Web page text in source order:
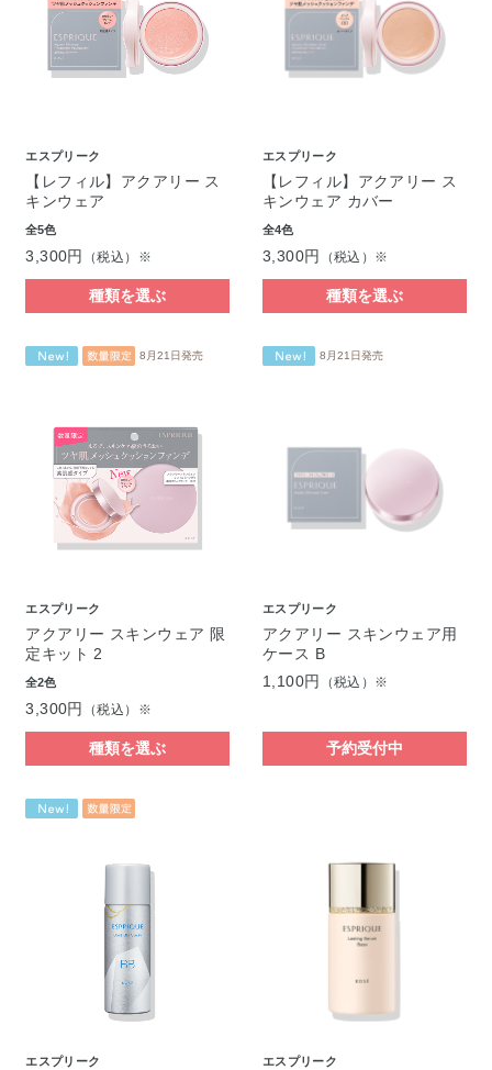
エスプリーク
【レフィル】アクアリー ス
キンウェア
全5色
3,300円 （税込）※
種類を選ぶ
エスプリーク
【レフィル】アクアリー ス
キンウェア カバー
全4色
3,300円 （税込）※
種類を選ぶ
8月21日発売
エスプリーク
アクアリー スキンウェア 限
定キット 2
全2色
3,300円 （税込）※
種類を選ぶ
8月21日発売
エスプリーク
アクアリー スキンウェア用
ケース B
1,100円
（税込）※
予約受付中
エスプリーク エスプリーク